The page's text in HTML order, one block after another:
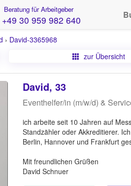
Beratung für Arbeitgeber
+49 30 959 982 640
› David-3365968
zur Übersicht
David, 33
Eventhelfer/in (m/w/d) &
ich arbeite seit 10 Jahren auf
Standzähler oder Akkreditierer.
Berlin, Hannover und Frankfurt
Mit freundlichen Grüßen
David Schnuer